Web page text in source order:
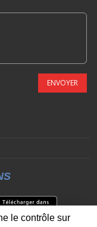
ENVOYER
le contrôle sur